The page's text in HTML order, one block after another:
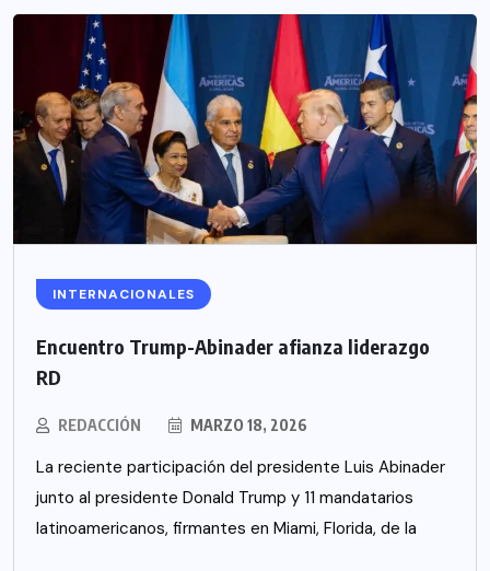
INTERNACIONALES
Encuentro Trump-Abinader afianza liderazgo
RD
REDACCIÓN MARZO 18, 2026
La reciente participación del presidente Luis Abinader
junto al presidente Donald Trump y 11 mandatarios
latinoamericanos, firmantes en Miami, Florida, de la